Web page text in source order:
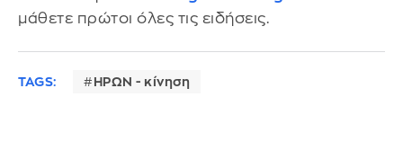
μάθετε πρώτοι όλες τις ειδήσεις.
TAGS: ΗΡΩΝ - κίνηση